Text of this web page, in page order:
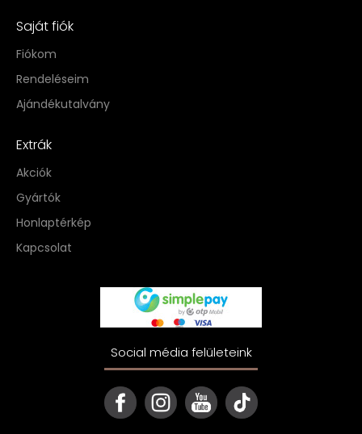
Saját fiók
Fiókom
Rendeléseim
Ajándékutalvány
Extrák
Akciók
Gyártók
Honlaptérkép
Kapcsolat
Social média felületeink